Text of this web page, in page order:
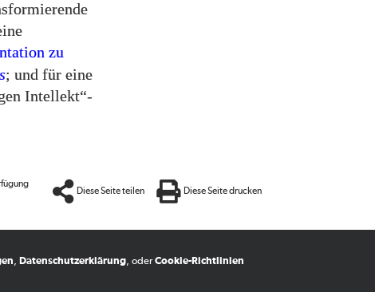
zu
; und für eine
Intellekt“-
Diese Seite teilen Diese Seite drucken
, Datenschutzerklärung, oderCookie-Richtlinien